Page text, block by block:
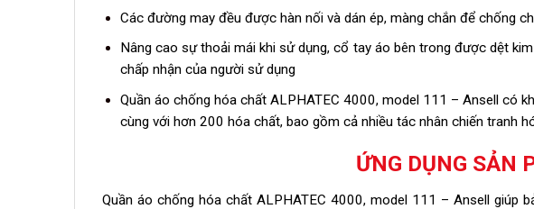
Các đường may đều được hàn nối và dán ép, màng chắn để chống
Nâng cao sự thoải mái khi sử dụng, cổ tay áo bên trong được dệt
chấp nhận của người sử dụng
Quần áo chống hóa chất ALPHATEC 4000, model 111 – Ansell có
cùng với hơn 200 hóa chất, bao gồm cả nhiều tác nhân chiến tranh
ỨNG DỤNG SẢN
Quần áo chống hóa chất ALPHATEC 4000, model 111 – Ansell giúp